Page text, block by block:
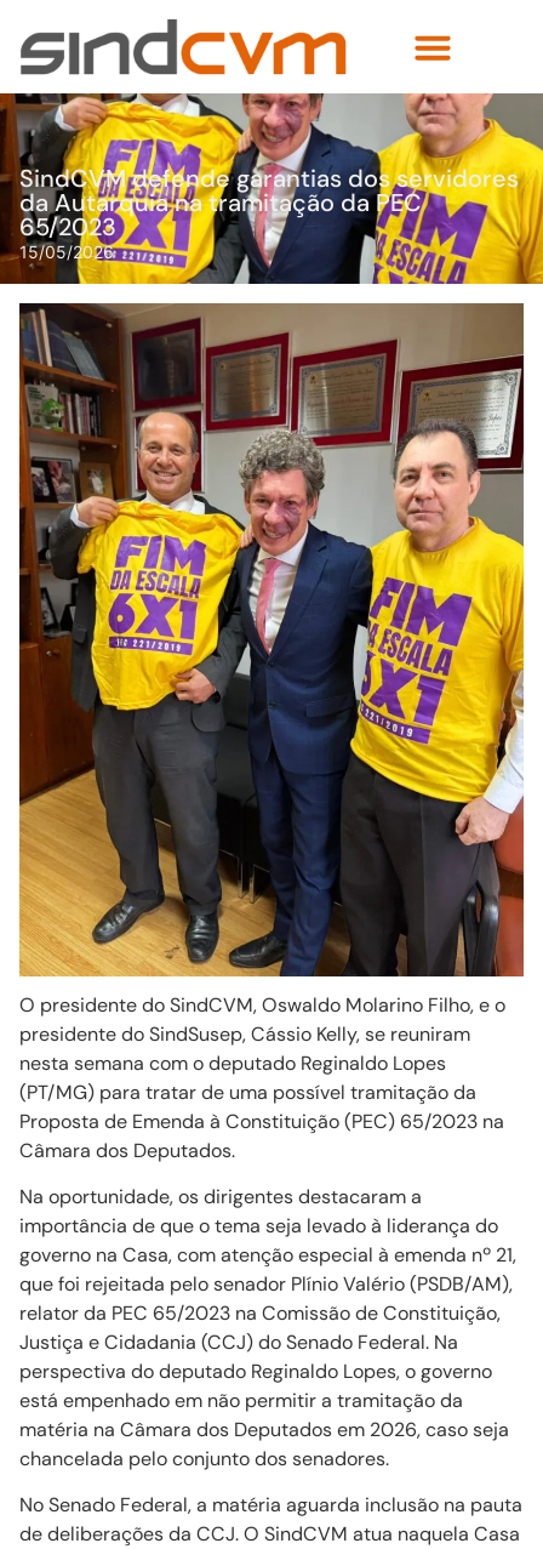
SindCVM defende garantias dos servidores
da Autarquia na tramitação da PEC
65/2023
15/05/2026
O presidente do SindCVM, Oswaldo Molarino Filho, e o
presidente do SindSusep, Cássio Kelly, se reuniram
nesta semana com o deputado Reginaldo Lopes
(PT/MG) para tratar de uma possível tramitação da
Proposta de Emenda à Constituição (PEC) 65/2023 na
Câmara dos Deputados.
Na oportunidade, os dirigentes destacaram a
importância de que o tema seja levado à liderança do
governo na Casa, com atenção especial à emenda nº 21,
que foi rejeitada pelo senador Plínio Valério (PSDB/AM),
relator da PEC 65/2023 na Comissão de Constituição,
Justiça e Cidadania (CCJ) do Senado Federal. Na
perspectiva do deputado Reginaldo Lopes, o governo
está empenhado em não permitir a tramitação da
matéria na Câmara dos Deputados em 2026, caso seja
chancelada pelo conjunto dos senadores.
No Senado Federal, a matéria aguarda inclusão na pauta
de deliberações da CCJ. O SindCVM atua naquela Casa